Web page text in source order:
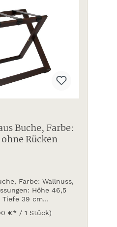
Buche, Farbe:
Rücken
Farbe: Wallnuss,
Höhe 46,5
Tiefe 39 cm
aus Leder oder
€* / 1 Stück)